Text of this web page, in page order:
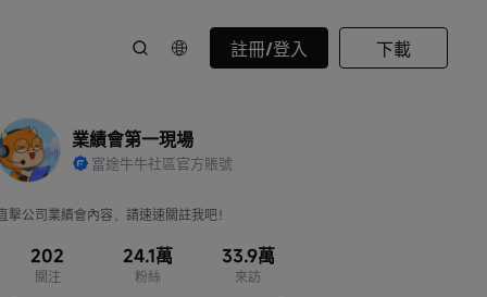
註冊/登入 下載
業績會第一現場
富途牛牛社區官方賬號
擊公司業績會內容，請速速關註我吧！
202
關注
24.1萬
粉絲
33.9萬
來訪